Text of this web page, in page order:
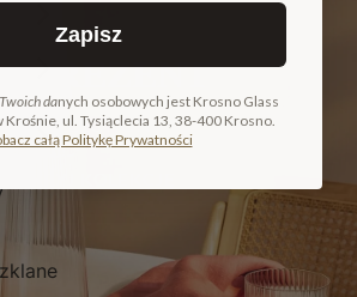
PREZENT
COLLECTION
Zapisz
danych osobowych jest Krosno Glass
Krośnie, ul. Tysiąclecia 13, 38-400 Krosno.
całą Politykę Prywatności